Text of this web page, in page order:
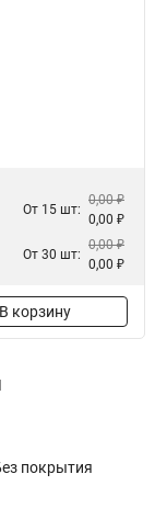
От 15 шт:
0,00 ₽
0,00 ₽
От 30 шт:
0,00 ₽
0,00 ₽
В корзину
покрытия